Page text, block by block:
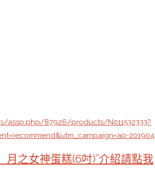
assp.php/87926/products/N011532333?
201904
之女神蛋糕(6吋)”介紹請點我